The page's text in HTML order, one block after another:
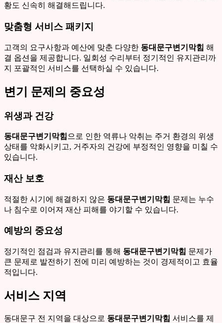
황도 신속히 해결해드립니다.
맞춤형 서비스 패키지
고객의 요구사항과 예산에 맞춘 다양한 동대문구변기막힘 해
결 옵션을 제공합니다. 일회성 수리부터 정기적인 유지관리까
지 포괄적인 서비스를 선택하실 수 있습니다.
변기 문제의 중요성
위생과 건강
동대문구변기막힘 으로 인한 역류나 악취는 주거 환경의 위생
상태를 악화시키고, 거주자의 건강에 부정적인 영향을 미칠 수
있습니다.
재산 보호
적절한 시기에 해결하지 않은 동대문구변기막힘 문제는 누수
나 침수로 이어져 재산 피해를 야기할 수 있습니다.
예방의 중요성
정기적인 점검과 유지관리를 통해 동대문구변기막힘 문제가
큰 문제로 발전하기 전에 미리 예방하는 것이 경제적이고 효율
적입니다.
서비스 지역
동대문구 전 지역을 대상으로 동대문구변기막힘 서비스를 제